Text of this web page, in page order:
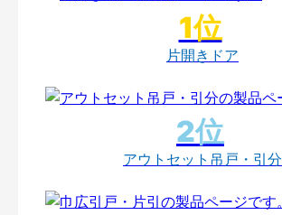
片開きドア
アウトセット吊戸・引分